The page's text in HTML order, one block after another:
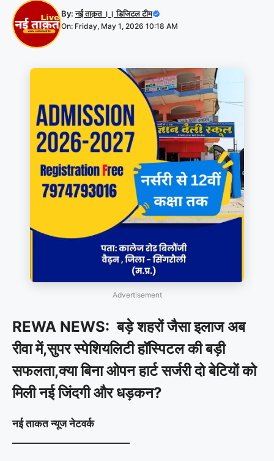
By:नई ताक़त ।। डिजिटल टीम
On: Friday, May 1, 2026 10:18 AM
Advertisement
REWA NEWS: बड़े शहरों जैसा इलाज अब
रीवा में,सुपर स्पेशियलिटी हॉस्पिटल की बड़ी
सफलता,क्या बिना ओपन हार्ट सर्जरी दो बेटियों को
मिली नई जिंदगी और धड़कन?
नई ताकत न्यूज नेटवर्क